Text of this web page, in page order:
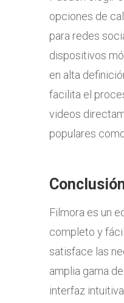
opciones de
para redes
dispositivos
en alta
facilita el
videos
populares
Filmora es un
completo y
satisface las
amplia gama
interfaz